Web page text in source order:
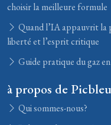
choisir la meilleure formule
Quand l’IA appauvrit la
liberté et l’esprit critique
Guide pratique du gaz
à propos de Picbleu
Qui sommes-nous?